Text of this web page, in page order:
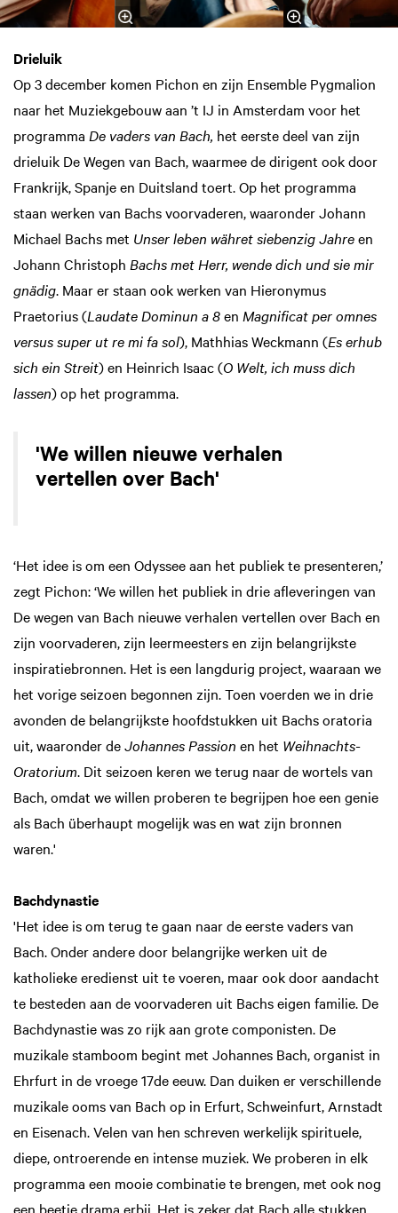
Drieluik
Op 3 december komen Pichon en zijn Ensemble Pygmalion
naar het Muziekgebouw aan ’t IJ in Amsterdam voor het
programma De vaders van Bach, het eerste deel van zijn
drieluik De Wegen van Bach, waarmee de dirigent ook door
Frankrijk, Spanje en Duitsland toert. Op het programma
staan werken van Bachs voorvaderen, waaronder Johann
Michael Bachs met Unser leben währet siebenzig Jahreen
Johann Christoph Bachs met Herr, wende dich und sie mir
gnädig. Maar er staan ook werken van Hieronymus
Praetorius (Laudate Dominun a 8en Magnificat per omnes
versus super ut re mi fa sol), Mathhias Weckmann (Es erhub
sich ein Streit) en Heinrich Isaac (O Welt, ich muss dich
lassen) op het programma.
'We willen nieuwe verhalen
vertellen over Bach'
‘Het idee is om een Odyssee aan het publiek te presenteren,’
zegt Pichon: ‘We willen het publiek in drie afleveringen van
De wegen van Bach nieuwe verhalen vertellen over Bach en
zijn voorvaderen, zijn leermeesters en zijn belangrijkste
inspiratiebronnen. Het is een langdurig project, waaraan we
het vorige seizoen begonnen zijn. Toen voerden we in drie
avonden de belangrijkste hoofdstukken uit Bachs oratoria
uit, waaronder deJohannes Passion en het Weihnachts-
Oratorium. Dit seizoen keren we terug naar de wortels van
Bach, omdat we willen proberen te begrijpen hoe een genie
als Bach überhaupt mogelijk was en wat zijn bronnen
waren.'
Bachdynastie
'Het idee is om terug te gaan naar de eerste vaders van
Bach. Onder andere door belangrijke werken uit de
katholieke eredienst uit te voeren, maar ook door aandacht
te besteden aan de voorvaderen uit Bachs eigen familie. De
Bachdynastie was zo rijk aan grote componisten. De
muzikale stamboom begint met Johannes Bach, organist in
Ehrfurt in de vroege 17de eeuw. Dan duiken er verschillende
muzikale ooms van Bach op in Erfurt, Schweinfurt, Arnstadt
en Eisenach. Velen van hen schreven werkelijk spirituele,
diepe, ontroerende en intense muziek. We proberen in elk
programma een mooie combinatie te brengen, met ook nog
een beetje drama erbij. Het is zeker dat Bach alle stukken